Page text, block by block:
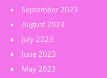
September 2023
August 2023
July 2023
June 2023
May 2023